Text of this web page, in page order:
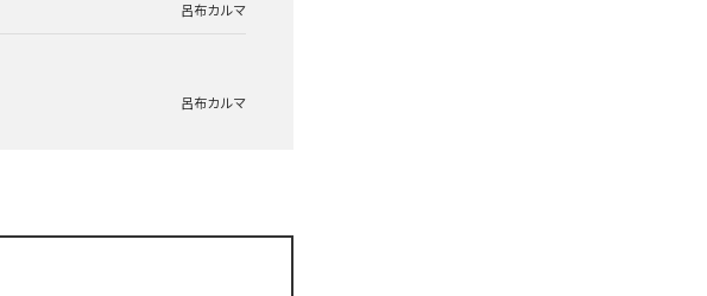
呂布カルマ
呂布カルマ